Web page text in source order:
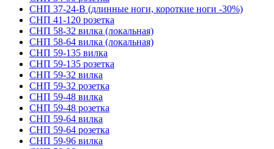
СНП 37-24-В (длинные ноги, короткие ноги -30%)
СНП 41-120 розетка
СНП 58-32 вилка (локальная)
СНП 58-64 вилка (локальная)
СНП 59-135 вилка
СНП 59-135 розетка
СНП 59-32 вилка
СНП 59-32 розетка
СНП 59-48 вилка
СНП 59-48 розетка
СНП 59-64 вилка
СНП 59-64 розетка
СНП 59-96 вилка